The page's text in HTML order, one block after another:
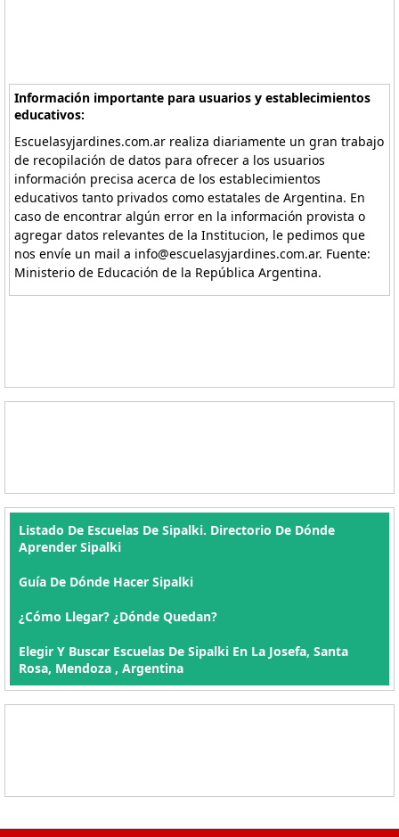
Información importante para usuarios y establecimientos
educativos:
Escuelasyjardines.com.ar realiza diariamente un gran trabajo
de recopilación de datos para ofrecer a los usuarios
información precisa acerca de los establecimientos
educativos tanto privados como estatales de Argentina. En
caso de encontrar algún error en la información provista o
agregar datos relevantes de la Institucion, le pedimos que
nos envíe un mail a info@escuelasyjardines.com.ar. Fuente:
Ministerio de Educación de la República Argentina.
Listado De Escuelas De Sipalki. Directorio De Dónde
Aprender Sipalki
Guía De Dónde Hacer Sipalki
¿Cómo Llegar? ¿Dónde Quedan?
Elegir Y Buscar Escuelas De Sipalki En La Josefa, Santa
Rosa, Mendoza , Argentina